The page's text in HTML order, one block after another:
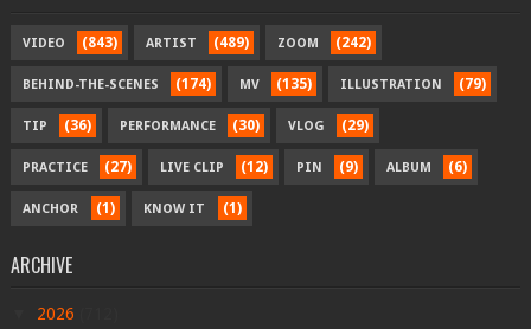
VIDEO (843) ARTIST (489) ZOOM (242)
BEHIND-THE-SCENES (174) MV (135) ILLUSTRATION (79)
TIP (36) PERFORMANCE (30) VLOG (29)
PRACTICE (27) LIVE CLIP (12) PIN (9) ALBUM (6)
ANCHOR (1) KNOW IT (1)
ARCHIVE
2026